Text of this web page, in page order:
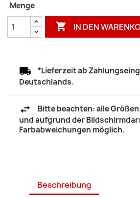
Menge
 IN DEN
*Lieferzeit ab
Deutschlands.
Bitte beachten: alle
und aufgrund der
Farbabweichungen möglich.
Beschreibung